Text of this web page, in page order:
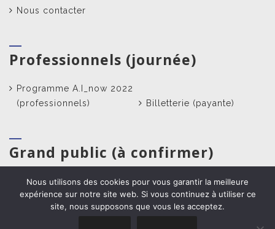
Nous contacter
Professionnels (journée)
Programme A.I_now 2022
(professionnels)
Billetterie (payante)
Grand public (à confirmer)
Pré-inscription – Soirée
grand public
Nous utilisons des cookies pour vous garantir la meilleure
expérience sur notre site web. Si vous continuez à utiliser ce
site, nous supposons que vous les acceptez.